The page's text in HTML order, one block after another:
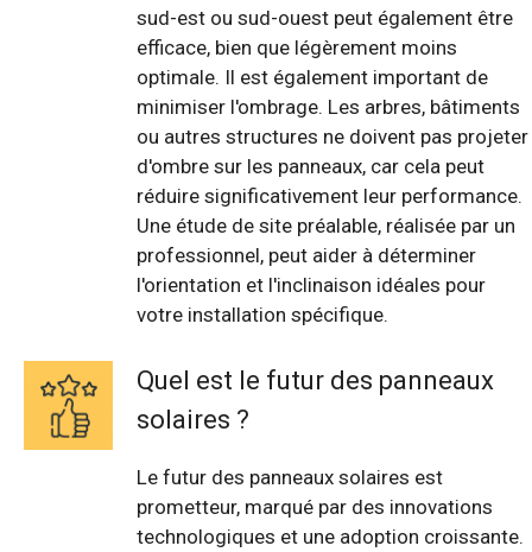
sud-est ou sud-ouest peut également être
efficace, bien que légèrement moins
optimale. Il est également important de
minimiser l'ombrage. Les arbres, bâtiments
ou autres structures ne doivent pas projeter
d'ombre sur les panneaux, car cela peut
réduire significativement leur performance.
Une étude de site préalable, réalisée par un
professionnel, peut aider à déterminer
l'orientation et l'inclinaison idéales pour
votre installation spécifique.
Quel est le futur des panneaux
solaires ?
Le futur des panneaux solaires est
prometteur, marqué par des innovations
technologiques et une adoption croissante.